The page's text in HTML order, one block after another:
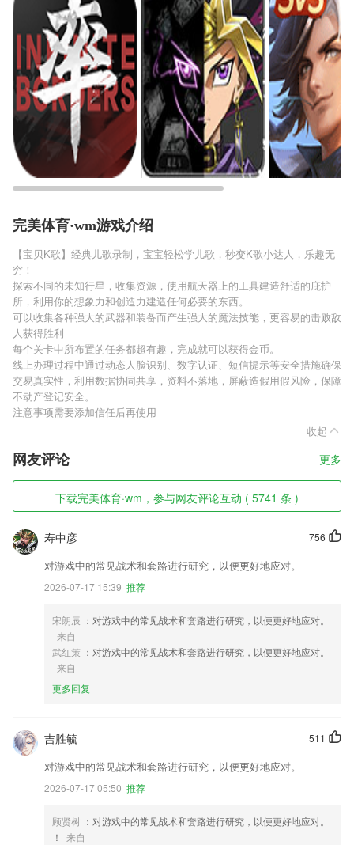
完美体育·wm游戏介绍
【宝贝K歌】经典儿歌录制，宝宝轻松学儿歌，秒变K歌小达人，乐趣无
穷！
探索不同的未知行星，收集资源，使用航天器上的工具建造舒适的庇护
所，利用你的想象力和创造力建造任何必要的东西。
可以收集各种强大的武器和装备而产生强大的魔法技能，更容易的击败敌
人获得胜利
每个关卡中所布置的任务都超有趣，完成就可以获得金币。
线上办理过程中通过动态人脸识别、数字认证、短信提示等安全措施确保
交易真实性，利用数据协同共享，资料不落地，屏蔽造假用假风险，保障
不动产登记安全。
注意事项需要添加信任后再使用
收起
网友评论 更多
下载完美体育·wm，参与网友评论互动 ( 5741 条 )
756
寿中彦
对游戏中的常见战术和套路进行研究，以便更好地应对。
2026-07-17 15:39 推荐
宋朗辰 ：对游戏中的常见战术和套路进行研究，以便更好地应对。
来自
武红策 ：对游戏中的常见战术和套路进行研究，以便更好地应对。
来自
更多回复
511
吉胜毓
对游戏中的常见战术和套路进行研究，以便更好地应对。
2026-07-17 05:50 推荐
顾贤树 ：对游戏中的常见战术和套路进行研究，以便更好地应对。
！
来自